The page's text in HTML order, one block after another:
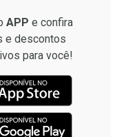
APP e confira
e descontos
para você!